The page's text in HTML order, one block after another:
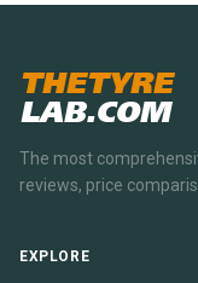
THETYRE
LAB.COM
The most
reviews, price
EXPLORE